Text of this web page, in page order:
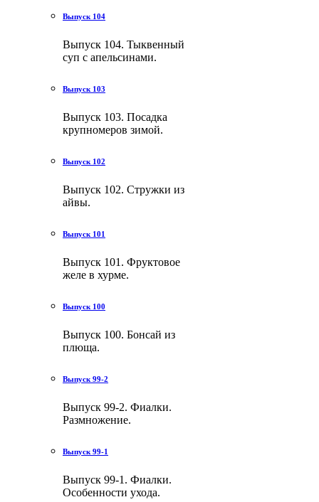
Выпуск 104
Выпуск 104. Тыквенный
суп с апельсинами.
Выпуск 103
Выпуск 103. Посадка
крупномеров зимой.
Выпуск 102
Выпуск 102. Стружки из
айвы.
Выпуск 101
Выпуск 101. Фруктовое
желе в хурме.
Выпуск 100
Выпуск 100. Бонсай из
плюща.
Выпуск 99-2
Выпуск 99-2. Фиалки.
Размножение.
Выпуск 99-1
Выпуск 99-1. Фиалки.
Особенности ухода.